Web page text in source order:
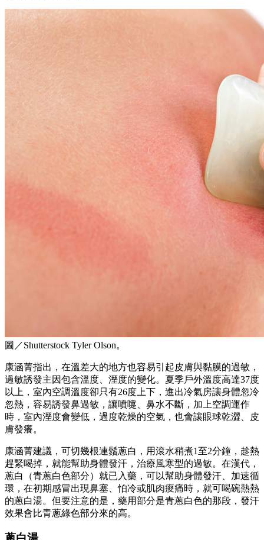
圖／Shutterstock Tyler Olson。
康涵菁指出，在溫差大的地方也容易引起皮膚與黏膜的過敏，
過敏誘發主因包含溫度、溼度的變化。夏季戶外溫度高達37度
以上，室內空調溫度卻只有26度上下，進出冷氣房讓身體忽冷
忽熱，容易誘發鼻過敏，讓噴嚏、鼻水不斷，加上空調運作
時，室內溼度會變低，過度乾燥的空氣，也會讓眼球乾澀、皮
膚發癢。
康涵菁建議，可切幾根連鬚蔥白，用滾水稍煮1至2分鐘，趁熱
趕緊喝掉，就能幫助身體發汗，治療風寒型的過敏。在漢代，
蔥白（青蔥白色部分）就已入藥，可以幫助身體發汗、加速循
環，在初期感冒出現鼻塞、怕冷或肌肉痠痛時，就可喝碗熱熱
的蔥白湯。但要注意的是，藥用部分是青蔥白色的那段，發汗
效果會比青蔥綠色部分來的高。